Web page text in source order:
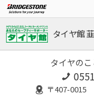
タイヤ館
タイヤの
〒407-0015